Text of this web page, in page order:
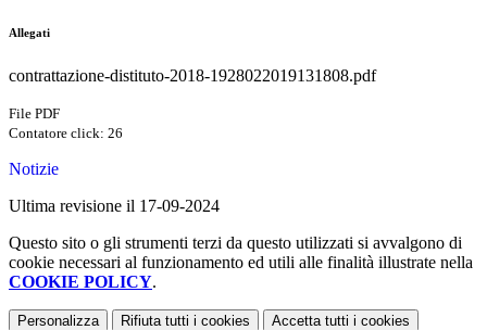
Allegati
contrattazione-distituto-2018-1928022019131808.pdf
File PDF
Contatore click: 26
Notizie
Ultima revisione il 17-09-2024
Questo sito o gli strumenti terzi da questo utilizzati si avvalgono di
cookie necessari al funzionamento ed utili alle finalità illustrate nella
COOKIE POLICY.
Personalizza Rifiuta tutti i cookies Accetta tutti i cookies